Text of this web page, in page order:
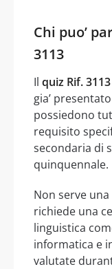
Chi puo’
3113
Il quiz Rif. 3113
gia’
possiedono
requisito
secondaria di
quinquennale.
Non serve
richiede una
linguistica
informatica e
valutate